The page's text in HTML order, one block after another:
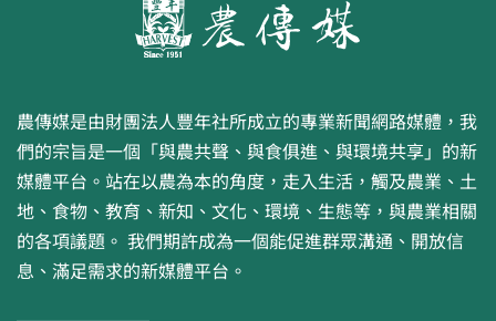
農傳媒是由財團法人豐年社所成立的專業新聞網路媒體，我
們的宗旨是一個「與農共聲、與食俱進、與環境共享」的新
媒體平台。站在以農為本的角度，走入生活，觸及農業、土
地、食物、教育、新知、文化、環境、生態等，與農業相關
的各項議題。 我們期許成為一個能促進群眾溝通、開放信
息、滿足需求的新媒體平台。